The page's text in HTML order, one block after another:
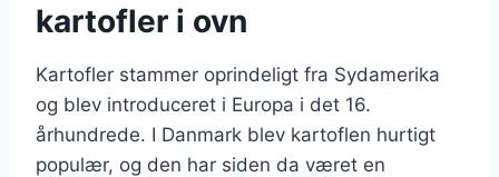
kartofler i ovn
Kartofler stammer oprindeligt fra Sydamerika
og blev introduceret i Europa i det 16.
århundrede. I Danmark blev kartoflen hurtigt
populær, og den har siden da været en